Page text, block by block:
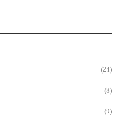
(24)
(8)
(9)